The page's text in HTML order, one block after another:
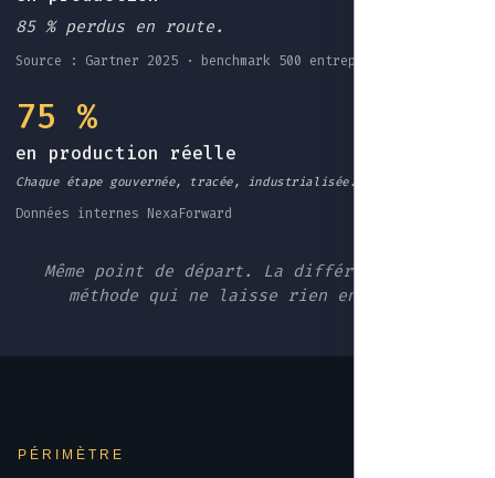
85 % perdus en route.
Source : Gartner 2025 · benchmark 500 entreprises EU
75 %
en production réelle
Chaque étape gouvernée, tracée, industrialisée.
Données internes NexaForward
Même point de départ. La différence : une
méthode qui ne laisse rien en route.
PÉRIMÈTRE